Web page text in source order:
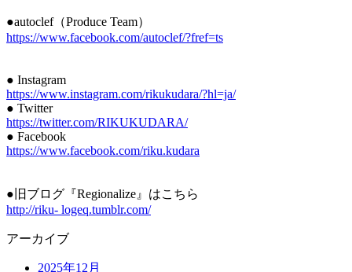
●autoclef（Produce Team）
https://www.facebook.com/autoclef/?fref=ts
● Instagram
https://www.instagram.com/rikukudara/?hl=ja/
● Twitter
https://twitter.com/RIKUKUDARA/
● Facebook
https://www.facebook.com/riku.kudara
●旧ブログ『Regionalize』はこちら
http://riku- logeq.tumblr.com/
アーカイブ
2025年12月